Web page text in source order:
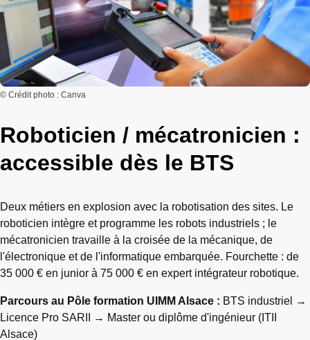
© Crédit photo : Canva
Roboticien / mécatronicien :
accessible dès le BTS
Deux métiers en explosion avec la robotisation des sites. Le
roboticien intègre et programme les robots industriels ; le
mécatronicien travaille à la croisée de la mécanique, de
l'électronique et de l'informatique embarquée. Fourchette : de
35 000 € en junior à 75 000 € en expert intégrateur robotique.
Parcours au Pôle formation UIMM Alsace : BTS industriel →
Licence Pro SARII → Master ou diplôme d'ingénieur (ITII
Alsace)